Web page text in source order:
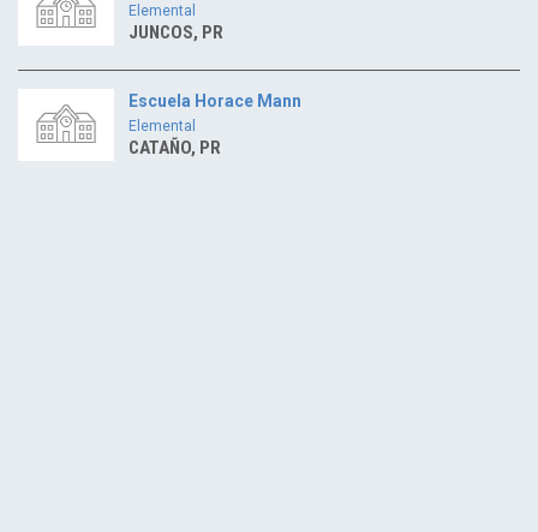
Elemental
JUNCOS, PR
Escuela Horace Mann
Elemental
CATAÑO, PR